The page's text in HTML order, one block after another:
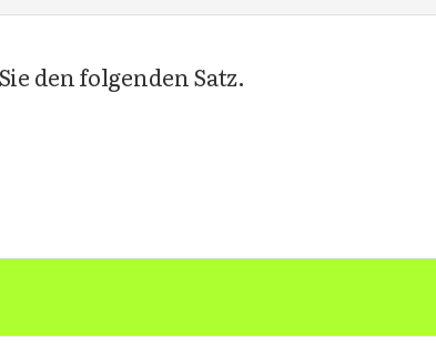
den folgenden Satz.